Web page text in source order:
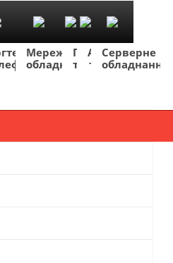
Мережеве
обладнання
Побутова
техніка
TV
та
Фото
та
Авто
та
Серверне
обладнання